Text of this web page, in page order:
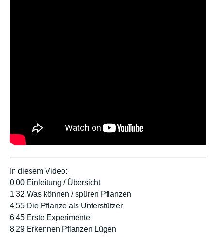
In diesem Video:
0:00 Einleitung / Übersicht
1:32 Was können / spüren Pflanzen
4:55 Die Pflanze als Unterstützer
6:45 Erste Experimente
8:29 Erkennen Pflanzen Lügen